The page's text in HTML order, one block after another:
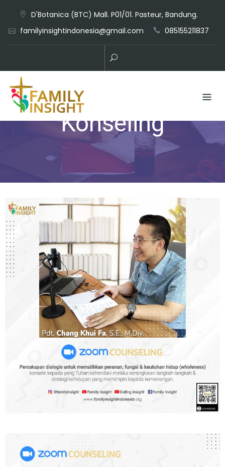
D'Botanica (BTC) Mall. P01/01. Pasteur, Bandung.
familyinsightindonesia@gmail.com
085155211837
Konseling